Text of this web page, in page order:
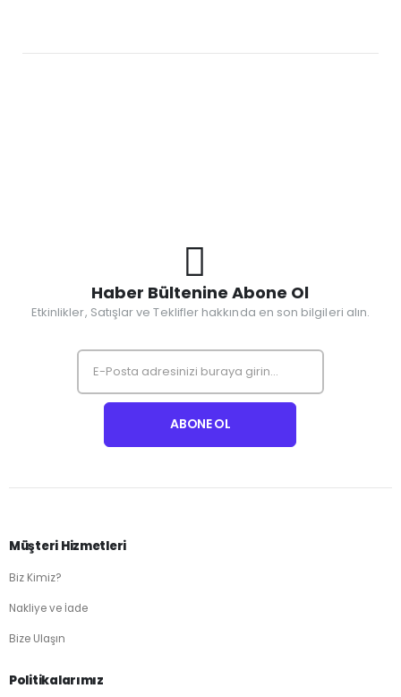
Haber Bültenine Abone Ol
Etkinlikler, Satışlar ve Teklifler hakkında en son bilgileri alın.
Müşteri Hizmetleri
Biz Kimiz?
Nakliye ve İade
Bize Ulaşın
Politikalarımız